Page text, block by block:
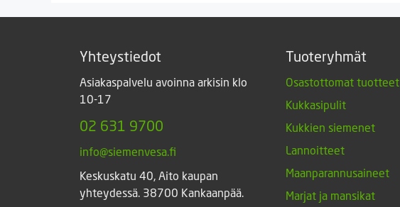
Yhteystiedot
Asiakaspalvelu avoinna arkisin klo
10-17
02 631 9700
info@siemenvesa.fi
Keskuskatu 40, Aito kaupan
yhteydessä. 38700 Kankaanpää.
Tuoteryhmät
Osastottomat tuotteet
Kukkasipulit
Kukkien siemenet
Lannoitteet
Maanparannusaineet
Marjat ja mansikat